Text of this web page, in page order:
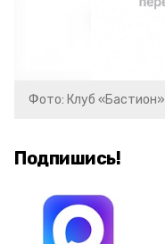
Фото: Клуб «Бастион»
Подпишись!